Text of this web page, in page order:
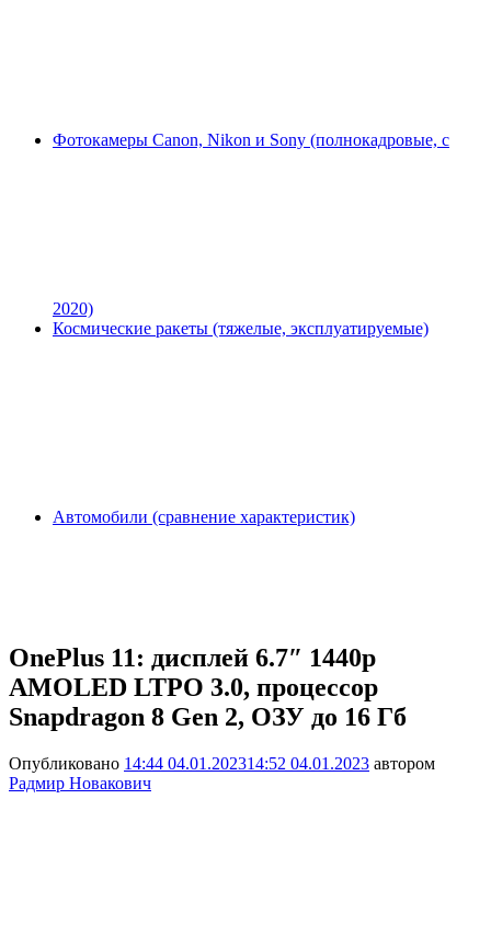
Фотокамеры Canon, Nikon и Sony (полнокадровые, с
2020)
Космические ракеты (тяжелые, эксплуатируемые)
Автомобили (сравнение характеристик)
OnePlus 11: дисплей 6.7″ 1440p
AMOLED LTPO 3.0, процессор
Snapdragon 8 Gen 2, ОЗУ до 16 Гб
Опубликовано 14:44 04.01.202314:52 04.01.2023 автором
Радмир Новакович